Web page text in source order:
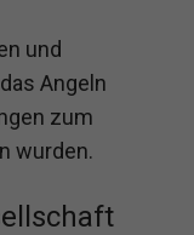
und
Angeln
zum
wurden.